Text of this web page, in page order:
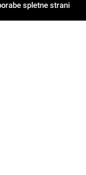
spletne strani